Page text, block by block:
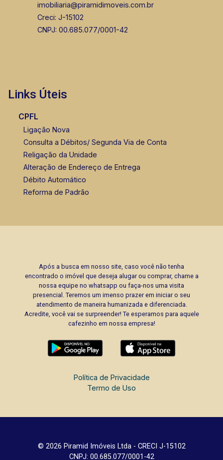
(16) 99799-9323
Corretor(a) Online
CRECI 146320 - Venda
imobiliaria@piramidimoveis.com.br
Creci: J-15102
CNPJ: 00.685.077/0001-42
Links Úteis
CPFL
Ligação Nova
Consulta a Débitos/ Segunda Via de Conta
Religação da Unidade
Alteração de Endereço de Entrega
Débito Automático
Reforma de Padrão
Após a busca em nosso site, caso você não tenha
encontrado o imóvel que deseja alugar ou comprar, chame a
nossa equipe no whatsapp ou faça-nos uma visita
presencial. Teremos um imenso prazer em iniciar o seu
atendimento de maneira humanizada e diferenciada.
Acredite, você vai se surpreender! Te esperamos para aquele
cafezinho em nossa empresa!
Política de Privacidade
Termo de Uso
© 2026 Piramid Imóveis Ltda - CRECI J-15102
CNPJ: 00.685.077/0001-42